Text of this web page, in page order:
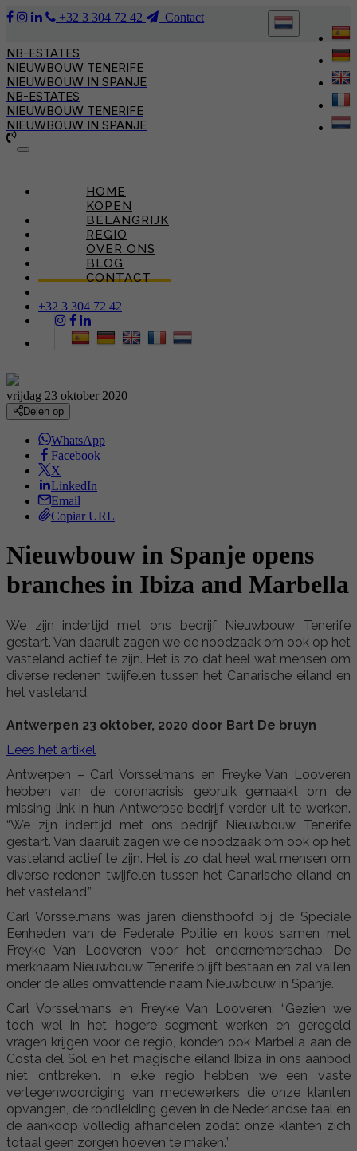
+32 3 304 72 42 Contact
NB-ESTATES
NIEUWBOUW TENERIFE
NIEUWBOUW IN SPANJE
NB-ESTATES
NIEUWBOUW TENERIFE
NIEUWBOUW IN SPANJE
Toggle
HOME
KOPEN
BELANGRIJK
REGIO
OVER ONS
BLOG
CONTACT
+32 3 304 72 42
vrijdag 23 oktober 2020
Delen op
WhatsApp
Facebook
X
LinkedIn
Email
Copiar URL
Nieuwbouw in Spanje opens
branches in Ibiza and Marbella
We zijn indertijd met ons bedrijf Nieuwbouw Tenerife
gestart. Van daaruit zagen we de noodzaak om ook op het
vasteland actief te zijn. Het is zo dat heel wat mensen om
diverse redenen twijfelen tussen het Canarische eiland en
het vasteland.
Antwerpen 23 oktober, 2020 door Bart De bruyn
Lees het artikel
Antwerpen – Carl Vorsselmans en Freyke Van Looveren
hebben van de coronacrisis gebruik gemaakt om de
missing link in hun Antwerpse bedrijf verder uit te werken.
“We zijn indertijd met ons bedrijf Nieuwbouw Tenerife
gestart. Van daaruit zagen we de noodzaak om ook op het
vasteland actief te zijn. Het is zo dat heel wat mensen om
diverse redenen twijfelen tussen het Canarische eiland en
het vasteland.”
Carl Vorsselmans was jaren diensthoofd bij de Speciale
Eenheden van de Federale Politie en koos samen met
Freyke Van Looveren voor het ondernemerschap. De
merknaam Nieuwbouw Tenerife blijft bestaan en zal vallen
onder de alles omvattende naam Nieuwbouw in Spanje.
Carl Vorsselmans en Freyke Van Looveren: “Gezien we
toch wel in het hogere segment werken en geregeld
vragen krijgen voor de regio, konden ook Marbella aan de
Costa del Sol en het magische eiland Ibiza in ons aanbod
niet ontbreken. In elke regio hebben we een vaste
vertegenwoordiging van medewerkers die onze klanten
opvangen, de rondleiding geven in de Nederlandse taal en
de aankoop volledig afhandelen zodat onze klanten zich
totaal geen zorgen hoeven te maken.”